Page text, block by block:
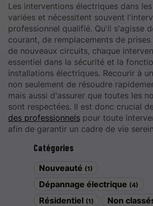
Catégories
Nouveauté (1)
Dépannage électrique (4)
Résidentiel (1) Non
Les interventions électriques dans
variées et nécessitent souvent
professionnel qualifié. Qu'il s'agisse
courant, de remplacements de
de nouveaux circuits, chaque
essentiel dans la sécurité et la
installations électriques. Recourir à
non seulement de résoudre
mais aussi d'assurer que toutes les
sont respectées. Il est donc crucial
des professionnels pour toute
afin de garantir un cadre de vie